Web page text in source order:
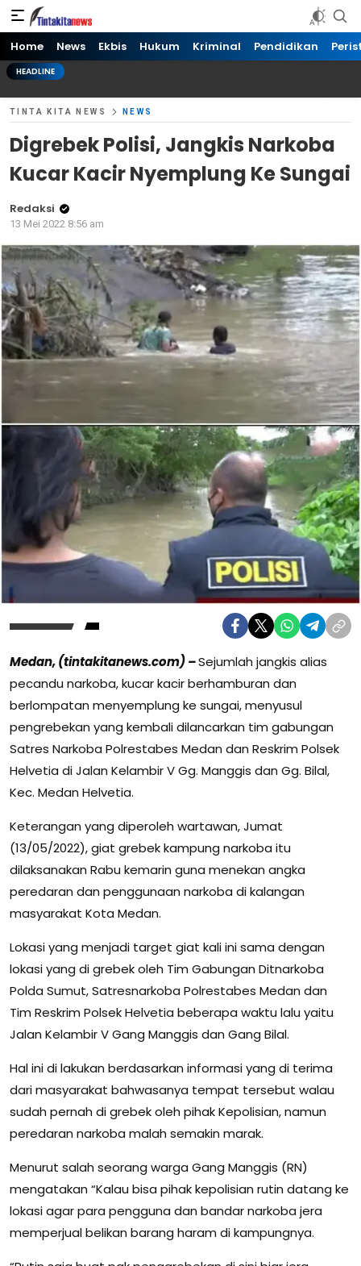
Tinta kita News
Informasi Terkini
Home News Ekbis Hukum Kriminal Pendidikan
HEADLINE
TINTA KITA NEWS NEWS
Digrebek Polisi, Jangkis Narkoba
Kucar Kacir Nyemplung Ke Sungai
Redaksi
13 Mei 2022 8:56 am
Medan, (tintakitanews.com) –Sejumlah jangkis alias
pecandu narkoba, kucar kacir berhamburan dan
berlompatan menyemplung ke sungai, menyusul
pengrebekan yang kembali dilancarkan tim gabungan
Satres Narkoba Polrestabes Medan dan Reskrim Polsek
Helvetia di Jalan Kelambir V Gg. Manggis dan Gg. Bilal,
Kec. Medan Helvetia.
Keterangan yang diperoleh wartawan, Jumat
(13/05/2022), giat grebek kampung narkoba itu
dilaksanakan Rabu kemarin guna menekan angka
peredaran dan penggunaan narkoba di kalangan
masyarakat Kota Medan.
Lokasi yang menjadi target giat kali ini sama dengan
lokasi yang di grebek oleh Tim Gabungan Ditnarkoba
Polda Sumut, Satresnarkoba Polrestabes Medan dan
Tim Reskrim Polsek Helvetia beberapa waktu lalu yaitu
Jalan Kelambir V Gang Manggis dan Gang Bilal.
Hal ini di lakukan berdasarkan informasi yang di terima
dari masyarakat bahwasanya tempat tersebut walau
sudah pernah di grebek oleh pihak Kepolisian, namun
peredaran narkoba malah semakin marak.
Menurut salah seorang warga Gang Manggis (RN)
mengatakan “Kalau bisa pihak kepolisian rutin datang ke
lokasi agar para pengguna dan bandar narkoba jera
memperjual belikan barang haram di kampungnya.